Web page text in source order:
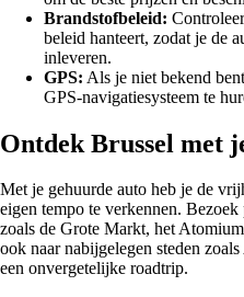
Brandstofbeleid:
beleid hanteert, zodat je de
inleveren.
GPS: Als je niet bekend
GPS-navigatiesysteem te
Ontdek Brussel met
Met je gehuurde auto heb je de
eigen tempo te verkennen.
zoals de Grote Markt, het
ook naar nabijgelegen steden
een onvergetelijke roadtrip.